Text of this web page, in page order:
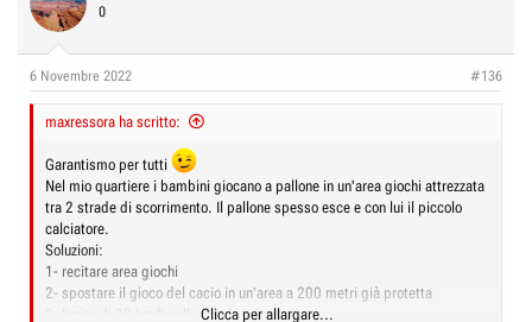
a
o
e
D
s
c
u
s
n
z
i
0
6 Novembre 2022 #136
maxressora ha scritto:
Garantismo per tutti
Nel mio quartiere i bambini giocano a pallone in un'area giochi attrezzata
tra 2 strade di scorrimento. Il pallone spesso esce e con lui il piccolo
calciatore.
Soluzioni:
1- recitare area giochi
2- spostare il gioco del cacio in un'area a 200 metri già protetta
3- limite di 30 km/h sulle strade adiacenti.
Clicca per allargare...